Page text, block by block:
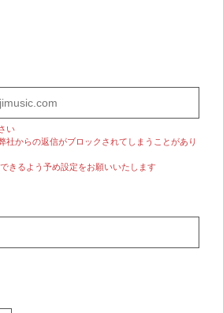
い
からの返信がブロックされてしまうことがあり
きるよう予め設定をお願いいたします